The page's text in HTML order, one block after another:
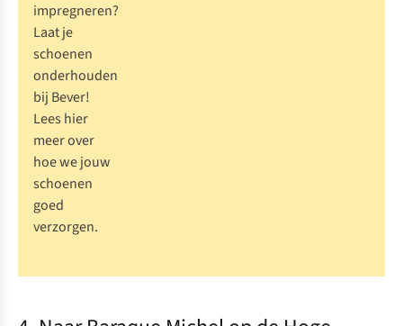
impregneren?
Laat je
schoenen
onderhouden
bij Bever!
Lees hier
meer over
hoe we jouw
schoenen
goed
verzorgen.